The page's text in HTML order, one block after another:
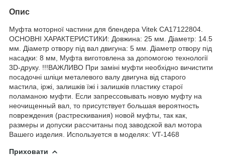
Опис
Муфта моторної частини для блендера Vitek CA17122804.
ОСНОВНІ ХАРАКТЕРИСТИКИ: Довжина: 25 мм. Діаметр: 14.5
мм. Діаметр отвору під вал двигуна: 5 мм. Діаметр отвору під
насадки: 8 мм, Муфта виготовлена за допомогою технології
3D-друку. !!!ВАЖЛИВО При заміні муфти необхідно вичистити
посадочні шліци металевого валу двигуна від старого
мастила, іржі, залишків їжі і залишків пластику старої
поламаною муфти. Если запрессовывать новую муфту на
неочищенный вал, то присутствует большая вероятность
повреждения (растрескивания) новой муфты, так как,
размеры и допуски рассчитаны под заводской вал мотора
Вашего изделия. Используется в моделях: VT-1468
Приховати